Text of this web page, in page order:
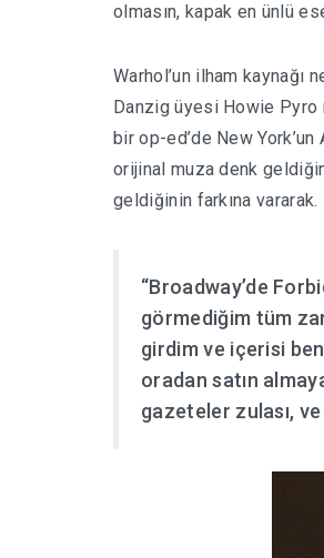
olmasın, kapak en ünlü
Warhol’un ilham kaynağı
Danzig üyesi Howie Pyro
bir op-ed’de New York’un
orijinal muza denk
geldiğinin farkına vararak.
“Broadway’de
görmediğim tüm
girdim ve içerisi
oradan satın
gazeteler zulası, ve